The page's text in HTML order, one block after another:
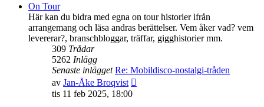
inlägget
On Tour
Här kan du bidra med egna on tour historier ifrån
arrangemang och läsa andras berättelser. Vem åker vad? vem
levererar?, branschbloggar, träffar, gigghistorier mm.
309 Trådar
5262 Inlägg
Senaste inlägget Re: Mobildisco-nostalgi-tråden
av Jan-Åke Broqvist
tis 11 feb 2025, 18:00